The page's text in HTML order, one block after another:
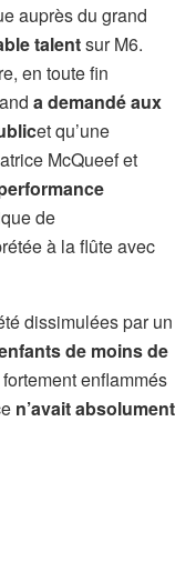
auprès du grand
talentsur M6.
en toute fin
a demandé aux
et qu’une
McQueef et
de
à la flûte avec
dissimulées par un
de moins de
enflammés
n’avait absolument